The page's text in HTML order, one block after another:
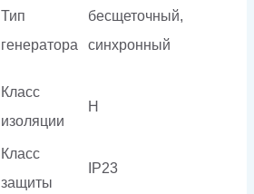
Тип
генератора
бесщеточный,
синхронный
Класс
изоляции
H
Класс
защиты
IP23